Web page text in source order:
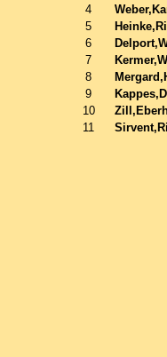
4
5
6
7
8
9
10
11